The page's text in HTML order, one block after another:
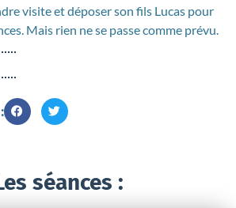
visite et déposer son fils Lucas pour
Mais rien ne se passe comme prévu.
séances :